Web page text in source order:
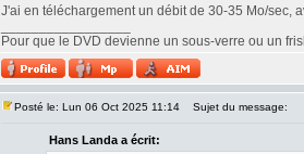
J'ai en téléchargement un débit de 30-35 Mo/sec,
Pour que le DVD devienne un sous-verre ou un
Posté le: Lun 06 Oct 2025 11:14 Sujet du message:
Hans Landa a écrit: